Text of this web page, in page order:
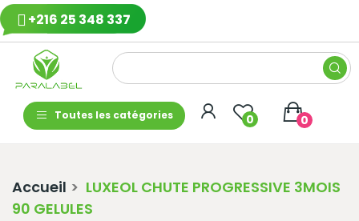
+216 25 348 337
Toutes les catégories 0 0
Accueil
LUXEOL CHUTE PROGRESSIVE 3MOIS
90 GELULES